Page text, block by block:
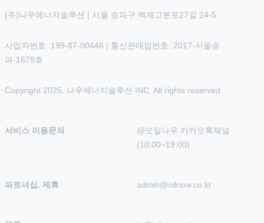
(주)나우에너지솔루션 | 서울 송파구 백제고분로27길 24-5
사업자번호: 199-87-00446 | 통신판매업번호: 2017-서울송
파-1678호
Copyright 2025. 나우에너지솔루션 INC. All rights reserved.
서비스 이용문의
@오일나우 카카오톡채널
(10:00~19:00)
파트너십, 제휴 admin@oilnow.co.kr